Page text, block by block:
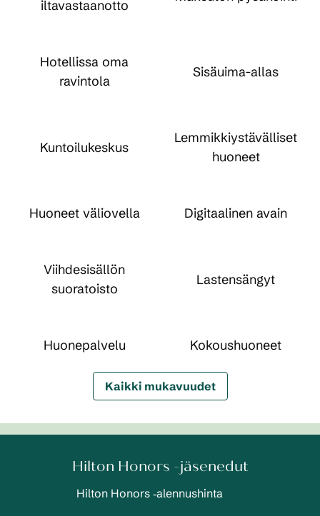
iltavastaanotto
Hotellissa oma
ravintola
Sisäuima-allas
Kuntoilukeskus
Lemmikkiystävälliset
huoneet
Huoneet väliovella Digitaalinen avain
Viihdesisällön
suoratoisto
Lastensängyt
Huone­palvelu Kokous­huoneet
Kaikki mukavuudet
Hilton Honors -jäsenedut
Hilton Honors ‑alennushinta